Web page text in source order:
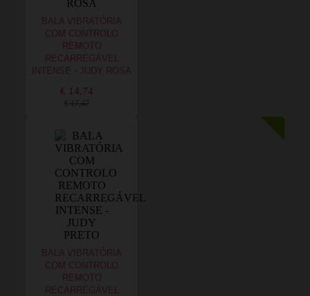
BALA VIBRATÓRIA
COM CONTROLO
REMOTO
RECARREGÁVEL
INTENSE - JUDY ROSA
€ 14,74
€ 17,47
BALA VIBRATÓRIA
COM CONTROLO
REMOTO
RECARREGÁVEL